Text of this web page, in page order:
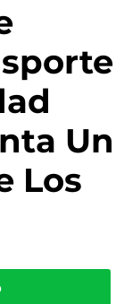
Un
Los